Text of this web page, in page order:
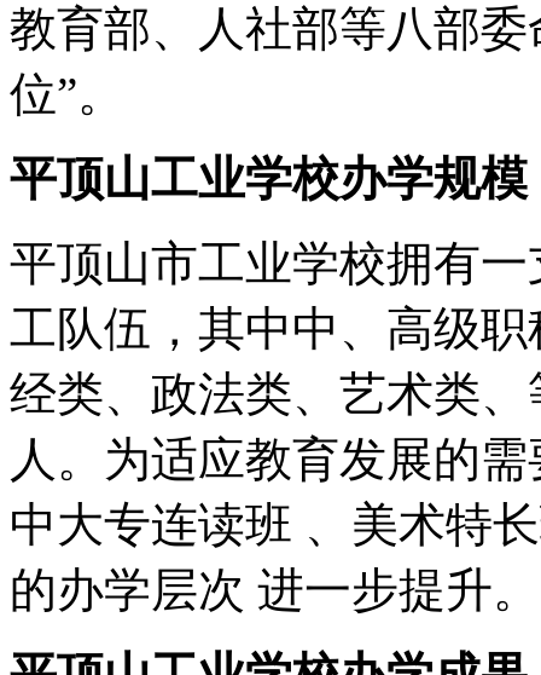
教育部、人社部等八部
位”。
平顶山工业学校办学规模
平顶山市工业学校拥有
工队伍，其中中、高级
经类、政法类、艺术类
人。为适应教育发展的
中大专连读班 、美术特
的办学层次 进一步提升